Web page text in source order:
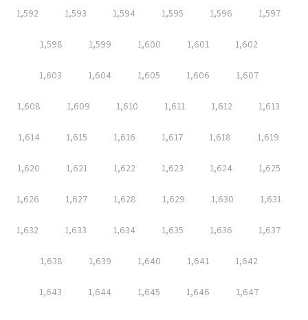
1,592 1,593 1,594 1,595 1,596 1,597
1,598 1,599 1,600 1,601 1,602
1,603 1,604 1,605 1,606 1,607
1,608 1,609 1,610 1,611 1,612 1,613
1,614 1,615 1,616 1,617 1,618 1,619
1,620 1,621 1,622 1,623 1,624 1,625
1,626 1,627 1,628 1,629 1,630 1,631
1,632 1,633 1,634 1,635 1,636 1,637
1,638 1,639 1,640 1,641 1,642
1,643 1,644 1,645 1,646 1,647